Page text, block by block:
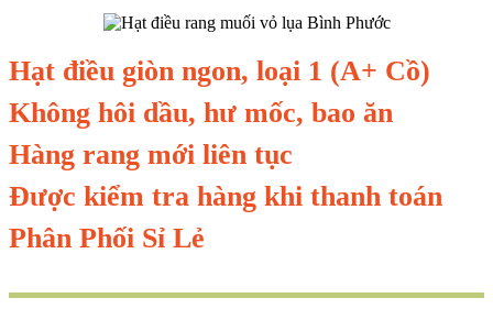
Hạt điều giòn ngon, loại 1 (A+ Cồ)
Không hôi dầu, hư mốc, bao ăn
Hàng rang mới liên tục
Được kiểm tra hàng khi thanh toán
Phân Phối Sỉ Lẻ